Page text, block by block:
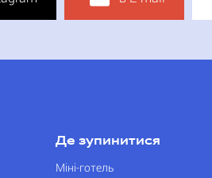
Де зупинитися
Міні-готель